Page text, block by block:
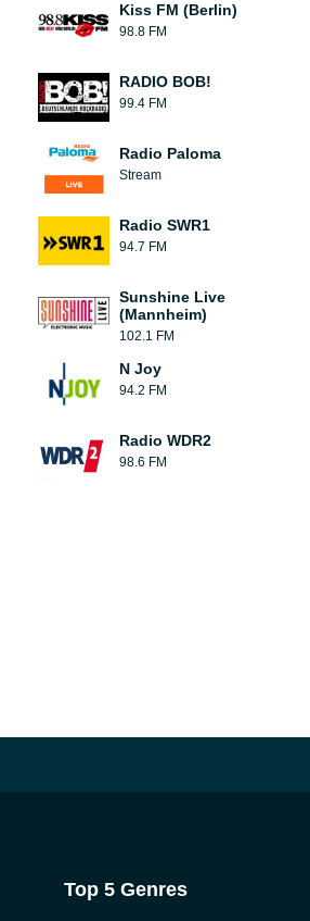
Kiss FM (Berlin)
98.8 FM
RADIO BOB!
99.4 FM
Radio Paloma
Stream
Radio SWR1
94.7 FM
Sunshine Live
(Mannheim)
102.1 FM
N Joy
94.2 FM
Radio WDR2
98.6 FM
Top 5 Genres